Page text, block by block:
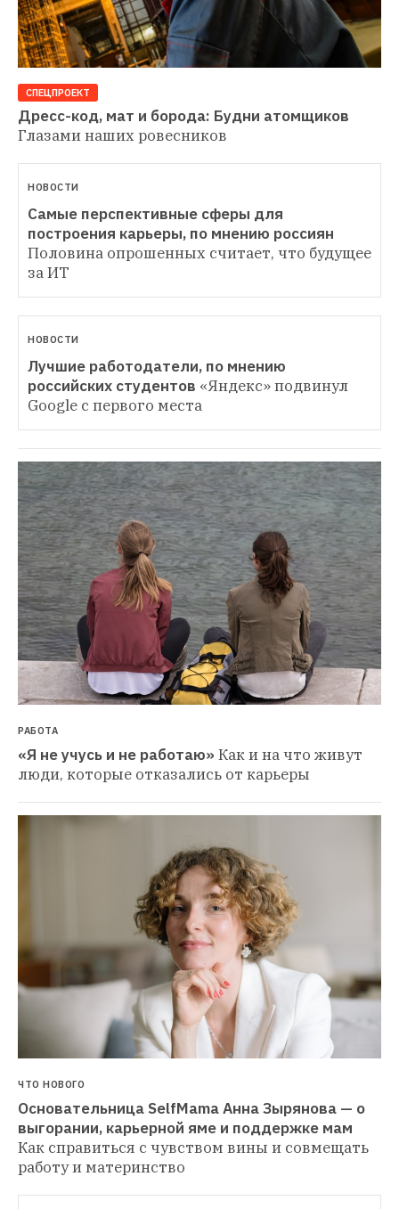
СПЕЦПРОЕКТ
Дресс-код, мат и борода: Будни атомщиков
Глазами наших ровесников
НОВОСТИ
Самые перспективные сферы для
построения карьеры, по мнению россиян
Половина опрошенных считает, что будущее
за ИТ
НОВОСТИ
Лучшие работодатели, по мнению
российских студентов «Яндекс» подвинул
Google с первого места
РАБОТА
«Я не учусь и не работаю» Как и на что живут
люди, которые отказались от карьеры
ЧТО НОВОГО
Основательница SelfMama Анна Зырянова — о
выгорании, карьерной яме и поддержке мам
Как справиться с чувством вины и совмещать
работу и материнство